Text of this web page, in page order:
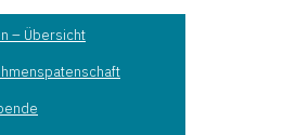
– Übersicht